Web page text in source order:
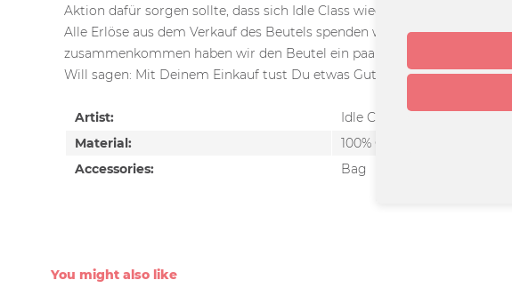
Aktion dafür sorgen sollte, dass sich Idle Class wieder
Alle Erlöse aus dem Verkauf des Beutels spenden wir an Sea Watch,
zusammenkommen haben wir den Beutel ein paar Euro teurer gemacht.
Will sagen: Mit Deinem Einkauf tust Du etwas Gutes und dafür danken
Artist:
Idle Class
Material:
100% Cotton
Accessories:
Bag
You might also like